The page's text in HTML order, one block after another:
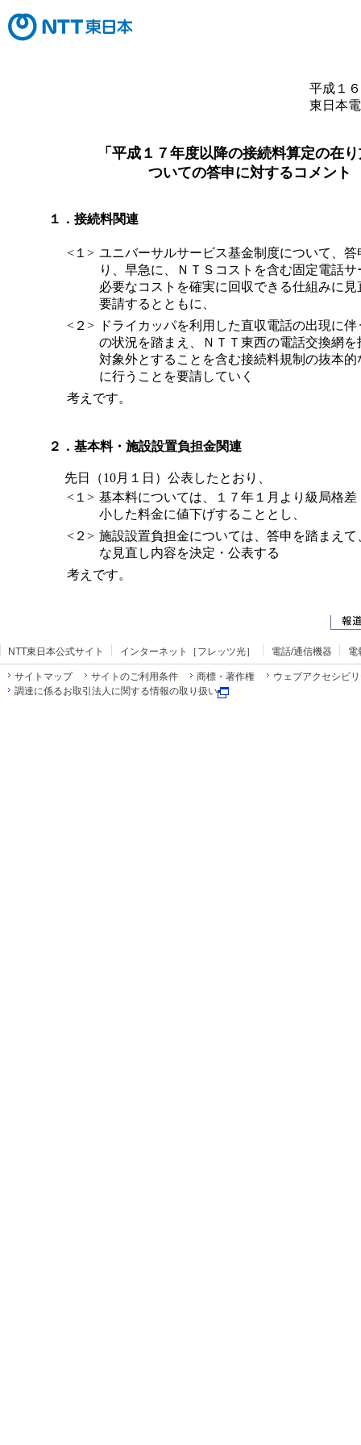
平成１
東日本
「平成１７年度以降の接続料算定の在
ついての答申に対するコメント
１．接続料関連
<１> ユニバーサルサービス基金制度について、答
り、早急に、ＮＴＳコストを含む固定電話
必要なコストを確実に回収できる仕組みに
要請するとともに、
<２>
ドライカッパを利用した直収電話の出現に
の状況を踏まえ、ＮＴＴ東西の電話交換網
対象外とすることを含む接続料規制の抜本
に行うことを要請していく
考えです。
２．基本料・施設設置負担金関連
先日（10月１日）公表したとおり、
<１> 基本料については、１７年１月より級局格
小した料金に値下げすることとし、
<２> 施設設置負担金については、答申を踏まえ
な見直し内容を決定・公表する
考えです。
NTT東日本公式サイト インターネット［フレッツ光］ 電話/通信機器 電
サイトマップ サイトのご利用条件 商標・著作権
ウェブアクセシビ
調達に係るお取引法人に関する情報の取り扱い